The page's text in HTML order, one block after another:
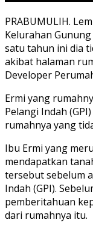
PRABUMULIH.
Kelurahan
satu tahun ini dia
akibat halaman
Developer
Ermi yang
Pelangi Indah
rumahnya yang
Ibu Ermi yang
mendapatkan
tersebut sebelum
Indah (GPI).
pemberitahuan
dari rumahnya itu.